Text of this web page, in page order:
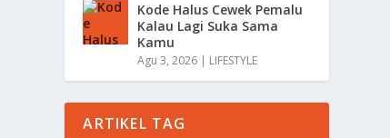
Kode Halus Cewek Pemalu
Kalau Lagi Suka Sama
Kamu
Agu 3, 2026 | LIFESTYLE
ARTIKEL TAG